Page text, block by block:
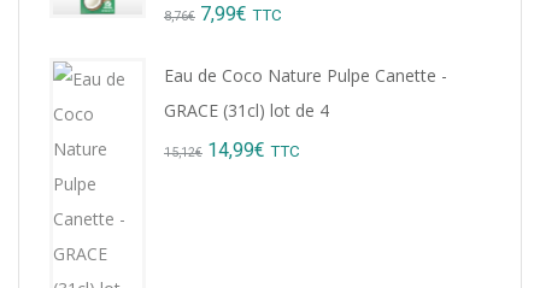
8,76€ Original
7,99€ Current
TTC
Eau de Coco Nature Pulpe Canette -
GRACE (31cl) lot de 4
15,12€ Original
14,99€ Current
TTC